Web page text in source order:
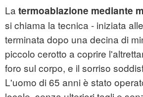
La termoablazione mediante
si chiama la tecnica - iniziata
terminata dopo una decina di
piccolo cerotto a coprire
foro sul corpo, e il sorriso
L'uomo di 65 anni è stato